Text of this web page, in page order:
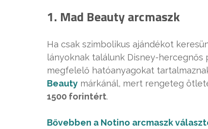
1. Mad Beauty arcmaszk
Ha csak szimbolikus ajándékot
lányoknak találunk Disney-
megfelelő hatóanyagokat
Beauty márkánál, mert rengeteg
1500 forintért.
Bővebben a Notino arcmaszk